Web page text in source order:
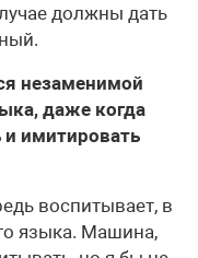
должны дать
незаменимой
даже когда
и имитировать
воспитывает, в
языка. Машина,